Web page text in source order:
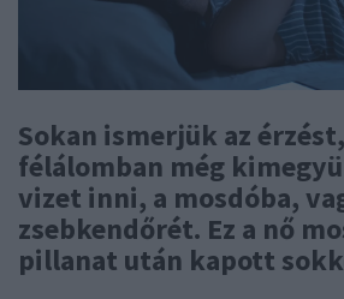
Sokan ismerjük az
félálomban még
vizet inni, a mosdóba,
zsebkendőrét. Ez a nő
pillanat után kapott